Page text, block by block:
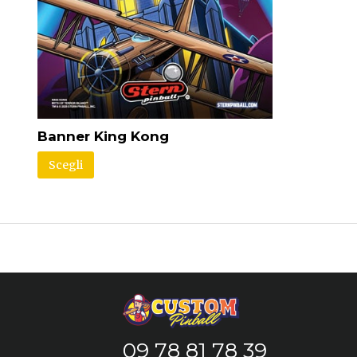
Banner King Kong
Scegli
09 78 81 78 39